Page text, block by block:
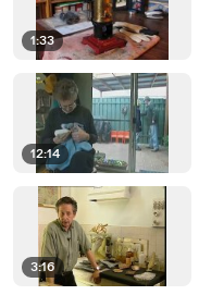
1:33
12:14
3:16